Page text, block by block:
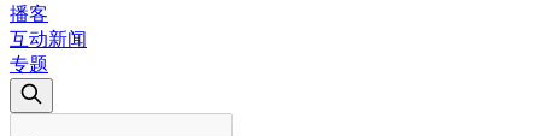
播客
互动新闻
专题